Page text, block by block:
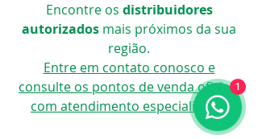
Encontre os distribuidores
autorizados mais próximos da sua
região.
Entre em contato conosco e
consulte os pontos de venda oficiais
com atendimento especializado!
1